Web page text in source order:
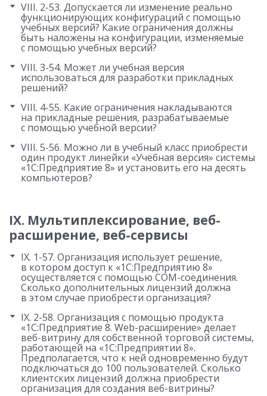
VIII. 2-53. Допускается ли изменение реально
функционирующих конфигураций с помощью
учебных версий? Какие ограничения должны
быть наложены на конфигурации, изменяемые
с помощью учебных версий?
VIII. 3-54. Может ли учебная версия
использоваться для разработки прикладных
решений?
VIII. 4-55. Какие ограничения накладываются
на прикладные решения, разрабатываемые
с помощью учебной версии?
VIII. 5-56. Можно ли в учебный класс приобрести
один продукт линейки «Учебная версия» системы
«1С:Предприятие 8» и установить его на десять
компьютеров?
IX. Мультиплексирование, веб-
расширение, веб-сервисы
IX. 1-57. Организация использует решение,
в котором доступ к «1С:Предприятию 8»
осуществляется с помощью COM-соединения.
Сколько дополнительных лицензий должна
в этом случае приобрести организация?
IX. 2-58. Организация с помощью продукта
«1С:Предприятие 8. Web-расширение» делает
веб-витрину для собственной торговой системы,
работающей на «1С:Предприятии 8».
Предполагается, что к ней одновременно будут
подключаться до 100 пользователей. Сколько
клиентских лицензий должна приобрести
организация для создания веб-витрины?